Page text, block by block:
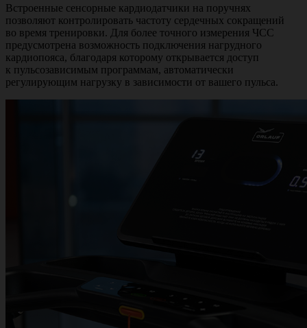
Встроенные сенсорные кардиодатчики на поручнях
позволяют контролировать частоту сердечных сокращений
во время тренировки. Для более точного измерения ЧСС
предусмотрена возможность подключения нагрудного
кардиопояса, благодаря которому открывается доступ
к пульсозависимым программам, автоматически
регулирующим нагрузку в зависимости от вашего пульса.